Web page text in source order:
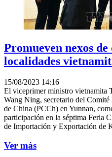
Promueven nexos
localidades
15/08/2023 14:16
El viceprimer ministro vietnamita
Wang Ning, secretario del
de China (PCCh) en Yunnan,
participación en la séptima Feria
de Importación y Exportación de
Ver más